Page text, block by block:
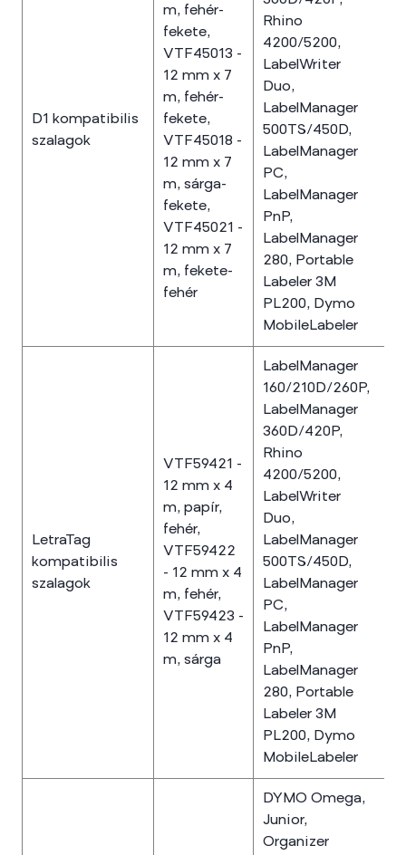
D1 kompatibilis
szalagok
m, fehér-
fekete,
VTF45013 -
12 mm x 7
m, fehér-
fekete,
VTF45018 -
12 mm x 7
m, sárga-
fekete,
VTF45021 -
12 mm x 7
m, fekete-
fehér
Rhino
4200/5200,
LabelWriter
Duo,
LabelManager
500TS/450D,
LabelManager
PC,
LabelManager
PnP,
LabelManager
280, Portable
Labeler 3M
PL200, Dymo
MobileLabeler
LetraTag
kompatibilis
szalagok
VTF59421 -
12 mm x 4
m, papír,
fehér,
VTF59422
- 12 mm x 4
m, fehér,
VTF59423 -
12 mm x 4
m, sárga
LabelManager
160/210D/260P,
LabelManager
360D/420P,
Rhino
4200/5200,
LabelWriter
Duo,
LabelManager
500TS/450D,
LabelManager
PC,
LabelManager
PnP,
LabelManager
280, Portable
Labeler 3M
PL200, Dymo
MobileLabeler
DYMO Omega,
Junior,
Organizer